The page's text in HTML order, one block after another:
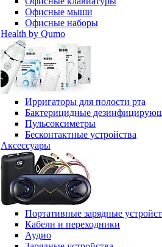
Офисные мыши
Офисные наборы
Health by Qumo
Ирригаторы для полости рта
Бактерицидные
Пульсоксиметры
Бесконтактные устройства
Аксессуары
Портативные зарядные
Кабели и переходники
Аудио